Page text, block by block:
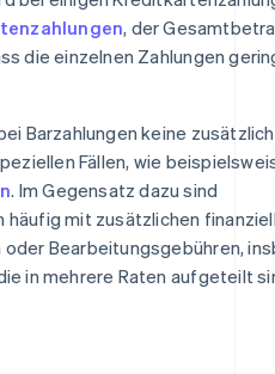
, der
die einzelnen Zahlungen
Barzahlungen keine
Fällen, wie
. Im Gegensatz dazu sind
häufig mit zusätzlichen
oder Bearbeitungsgebühren,
in mehrere Raten aufgeteilt